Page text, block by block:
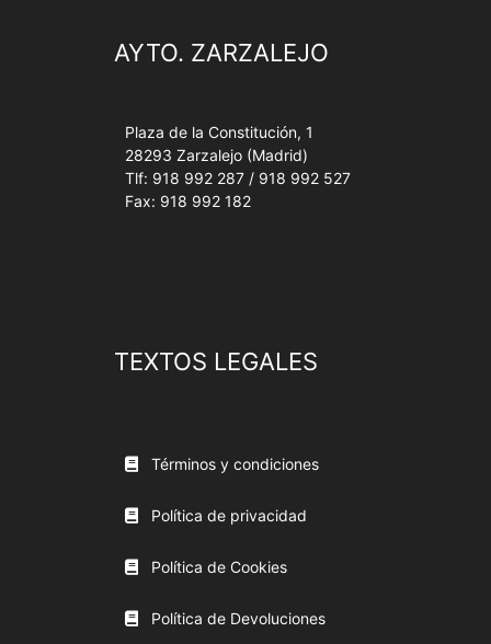
AYTO. ZARZALEJO
Plaza de la Constitución, 1
28293 Zarzalejo (Madrid)
Tlf: 918 992 287 / 918 992 527
Fax: 918 992 182
TEXTOS LEGALES
Términos y condiciones
Política de privacidad
Política de Cookies
Política de Devoluciones